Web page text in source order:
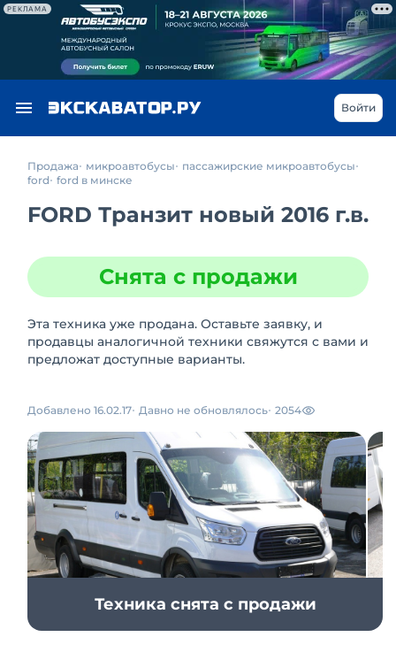
РЕКЛАМА
Войти
Продажа микроавтобусы
пассажирские микроавтобусы
ford ford в минске
FORD Транзит новый 2016 г.в.
Снята с продажи
Эта техника уже продана. Оставьте заявку, и
продавцы аналогичной техники свяжутся с вами и
предложат доступные варианты.
Добавлено 16.02.17 Давно не обновлялось 2054
Техника снята с продажи